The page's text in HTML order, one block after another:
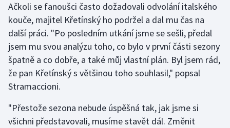
Ačkoli se fanoušci často dožadovali odvolání italského
kouče, majitel Křetínský ho podržel a dal mu čas na
další práci. "Po posledním utkání jsme se sešli, předal
jsem mu svou analýzu toho, co bylo v první části sezony
špatně a co dobře, a také můj vlastní plán. Byl jsem rád,
že pan Křetínský s většinou toho souhlasil," popsal
Stramaccioni.
"Přestože sezona nebude úspěšná tak, jak jsme si
všichni představovali, musíme stavět dál. Změnit